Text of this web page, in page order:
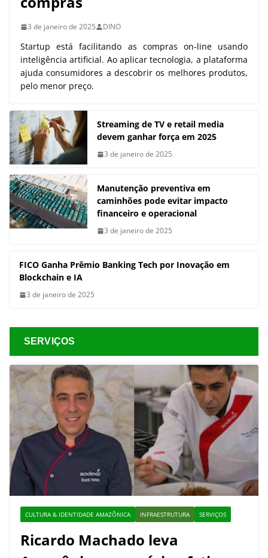
3 de janeiro de 2025 DINO
Startup está facilitando as compras on-line usando
inteligência artificial. Ao aplicar tecnologia, a plataforma
ajuda consumidores a descobrir os melhores produtos,
pelo menor preço.
Streaming de TV e retail media
devem ganhar força em 2025
3 de janeiro de 2025
Manutenção preventiva em
caminhões pode evitar impacto
financeiro e operacional
3 de janeiro de 2025
FICO Ganha Prêmio Banking Tech por Inovação em
Blockchain e IA
3 de janeiro de 2025
SERVIÇOS
CULTURA & IDENTIDADE AMAZÔNICA INFRAESTRUTURA SERVIÇOS
Ricardo Machado leva